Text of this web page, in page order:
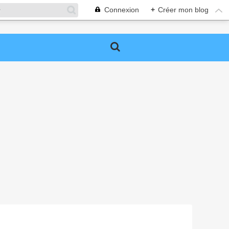
Connexion + Créer mon blog